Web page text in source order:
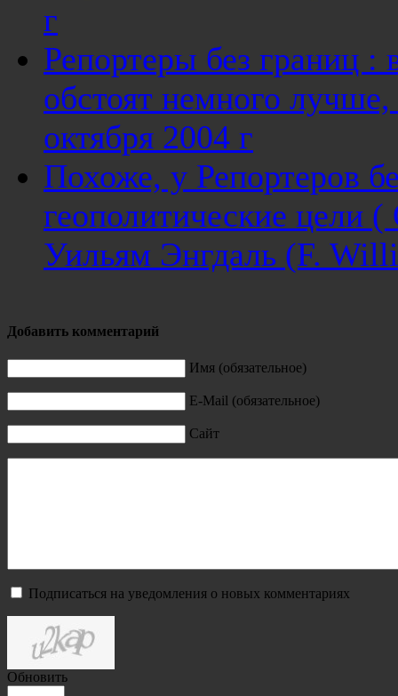
г
Репортеры без границ :
обстоят немного
октября 2004 г
Похоже, у Репортеров
геополитические
Уильям Энгдаль (F.
Добавить комментарий
Имя (обязательное)
E-Mail (обязательное)
Сайт
Подписаться на уведомления о новых комментариях
Обновить